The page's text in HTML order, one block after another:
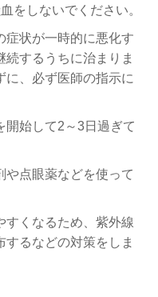
をしないでください。
症状が一時的に悪化す
続するうちに治まりま
に、必ず医師の指示に
開始して2～3日過ぎて
や点眼薬などを使って
すくなるため、紫外線
るなどの対策をしま